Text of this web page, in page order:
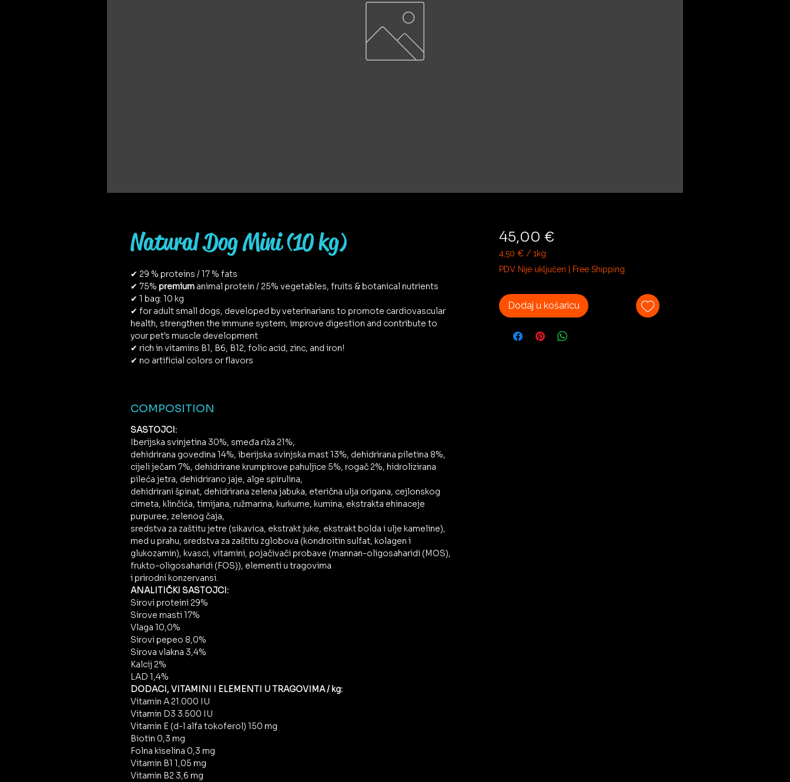
Natural Dog Mini (10 kg)
✔ 29 % proteins / 17 % fats
✔ 75% premium animal protein / 25% vegetables, fruits & botanical nutrients
✔ 1 bag: 10 kg
✔ for adult small dogs, developed by veterinarians to promote cardiovascular
health, strengthen the immune system, improve digestion and contribute to
your pet's muscle development
✔ rich in vitamins B1, B6, B12, folic acid, zinc, and iron!
✔ no artificial colors or flavors
COMPOSITION
SASTOJCI:
Iberijska svinjetina 30%, smeđa riža 21%,
dehidrirana govedina 14%, iberijska svinjska mast 13%, dehidrirana piletina 8%,
cijeli ječam 7%, dehidrirane krumpirove pahuljice 5%, rogač 2%, hidrolizirana
pileća jetra, dehidrirano jaje, alge spirulina,
dehidrirani špinat, dehidrirana zelena jabuka, eterična ulja origana, cejlonskog
cimeta, klinčića, timijana, ružmarina, kurkume, kumina, ekstrakta ehinaceje
purpuree, zelenog čaja,
sredstva za zaštitu jetre (sikavica, ekstrakt juke, ekstrakt bolda i ulje kameline),
med u prahu, sredstva za zaštitu zglobova (kondroitin sulfat, kolagen i
glukozamin), kvasci, vitamini, pojačivači probave (mannan-oligosaharidi (MOS),
frukto-oligosaharidi (FOS)), elementi u tragovima
i prirodni konzervansi.
ANALITIČKI SASTOJCI:
Sirovi proteini 29%
Sirove masti 17%
Vlaga 10,0%
Sirovi pepeo 8,0%
Sirova vlakna 3,4%
Kalcij 2%
LAD 1,4%
DODACI, VITAMINI I ELEMENTI U TRAGOVIMA / kg:
Vitamin A 21.000 IU
Vitamin D3 3.500 IU
Vitamin E (d-l alfa tokoferol) 150 mg
Biotin 0,3 mg
Folna kiselina 0,3 mg
Vitamin B1 1,05 mg
Vitamin B2 3,6 mg
45,00 €Cijena
4,50 € / 1kg
4,50 €
Kilogram
PDV Nije uključen Free Shipping
Dodaj u košaricu